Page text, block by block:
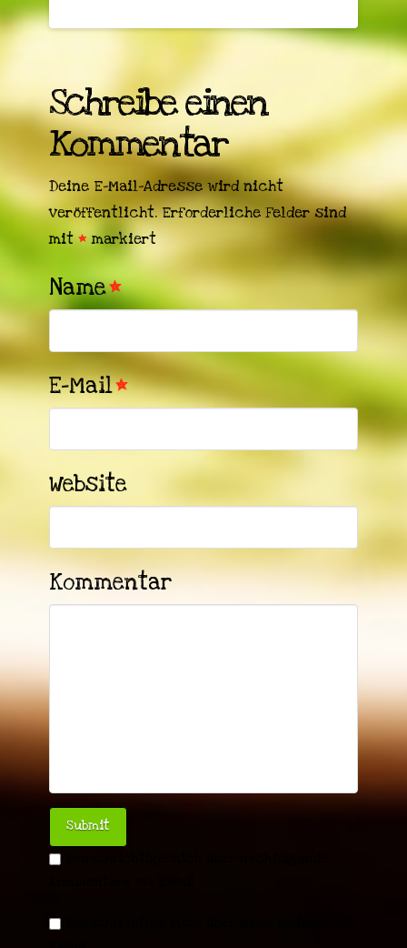
Schreibe einen
Kommentar
Deine E-Mail-Adresse wird nicht
veröffentlicht.Erforderliche Felder sind
mit*markiert
Name*
E-Mail*
Website
Kommentar